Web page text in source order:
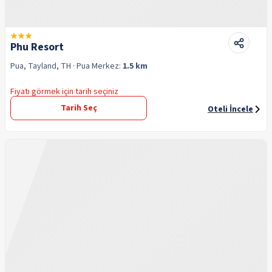
Phu Resort
Pua, Tayland, TH · Pua Merkez: 1.5 km
Fiyatı görmek için tarih seçiniz
Tarih Seç
Oteli İncele